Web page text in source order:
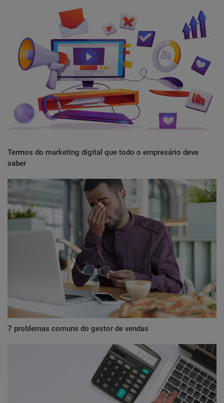
Termos do marketing digital que todo o empresário deve
saber
7 problemas comuns do gestor de vendas